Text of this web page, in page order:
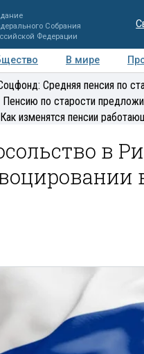
Собрания
Федерации
В мире
Регионы
Средняя пенсия по
Пенсию по старости
Как изменятся пенсии
в